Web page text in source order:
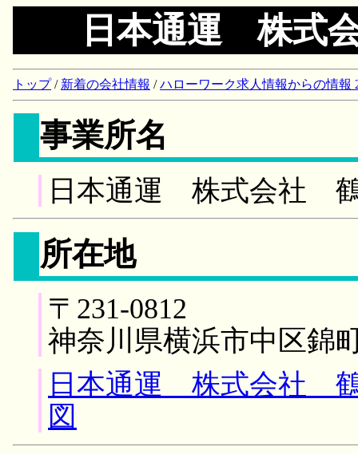
日本通運 株式
トップ/ 新着の会社情報 /ハローワーク求人情報からの情報
事業所名
日本通運 株式会社
所在地
〒231-0812
神奈川県横浜市中区錦
日本通運 株式会社 鶴
図